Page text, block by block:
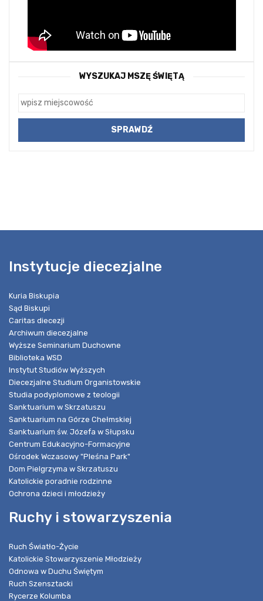
WYSZUKAJ MSZĘ ŚWIĘTĄ
Instytucje diecezjalne
Kuria Biskupia
Sąd Biskupi
Caritas diecezji
Archiwum diecezjalne
Wyższe Seminarium Duchowne
Biblioteka WSD
Instytut Studiów Wyższych
Diecezjalne Studium Organistowskie
Studia podyplomowe z teologii
Sanktuarium w Skrzatuszu
Sanktuarium na Górze Chełmskiej
Sanktuarium św. Józefa w Słupsku
Centrum Edukacyjno-Formacyjne
Ośrodek Wczasowy "Pleśna Park"
Dom Pielgrzyma w Skrzatuszu
Katolickie poradnie rodzinne
Ochrona dzieci i młodzieży
Ruchy i stowarzyszenia
Ruch Światło-Życie
Katolickie Stowarzyszenie Młodzieży
Odnowa w Duchu Świętym
Ruch Szensztacki
Rycerze Kolumba